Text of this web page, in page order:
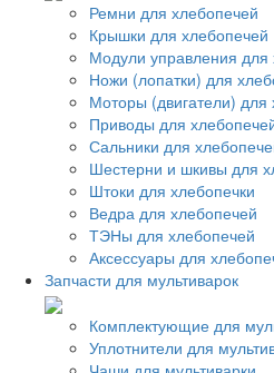
Ремни для хлебопечей
Крышки для хлебопечей
Модули управления для
Ножи (лопатки) для
Моторы (двигатели) для
Приводы для
Сальники для
Шестерни и шкивы для
Штоки для хлебопечки
Ведра для хлебопечей
ТЭНы для хлебопечей
Аксессуары для
Запчасти для мультиварок
Комплектующие для
Уплотнители для